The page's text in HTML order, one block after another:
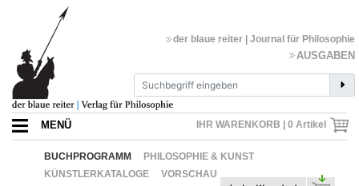
IHR WARENKORB | 0 Artikel
der blaue reiter | Journal für Philosophie
AUSGABEN
MENÜ
BUCHPROGRAMM
PHILOSOPHIE & KUNST
KÜNSTLERKATALOGE
VORSCHAU